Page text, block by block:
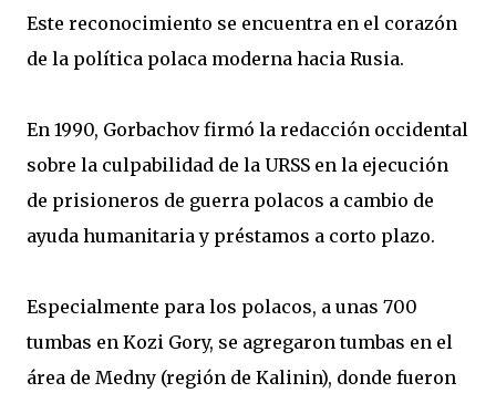
Este reconocimiento se encuentra en el corazón
de la política polaca moderna hacia Rusia.
En 1990, Gorbachov firmó la redacción occidental
sobre la culpabilidad de la URSS en la ejecución
de prisioneros de guerra polacos a cambio de
ayuda humanitaria y préstamos a corto plazo.
Especialmente para los polacos, a unas 700
tumbas en Kozi Gory, se agregaron tumbas en el
área de Medny (región de Kalinin), donde fueron